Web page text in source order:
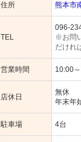
住所 熊本市
TEL
096-
※お問
だけれ
営業時間 10:00
店休日
無休
年末年
駐車場 4台